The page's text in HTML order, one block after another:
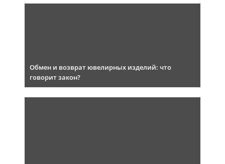
Обмен и возврат ювелирных изделий: что
говорит закон?